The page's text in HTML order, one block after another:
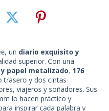
un diario exquisito y
superior. Con una
papel metalizado, 176
trasero y dos cintas
viajeros y soñadores. Sus
lo hacen práctico y
inspirar cada palabra y